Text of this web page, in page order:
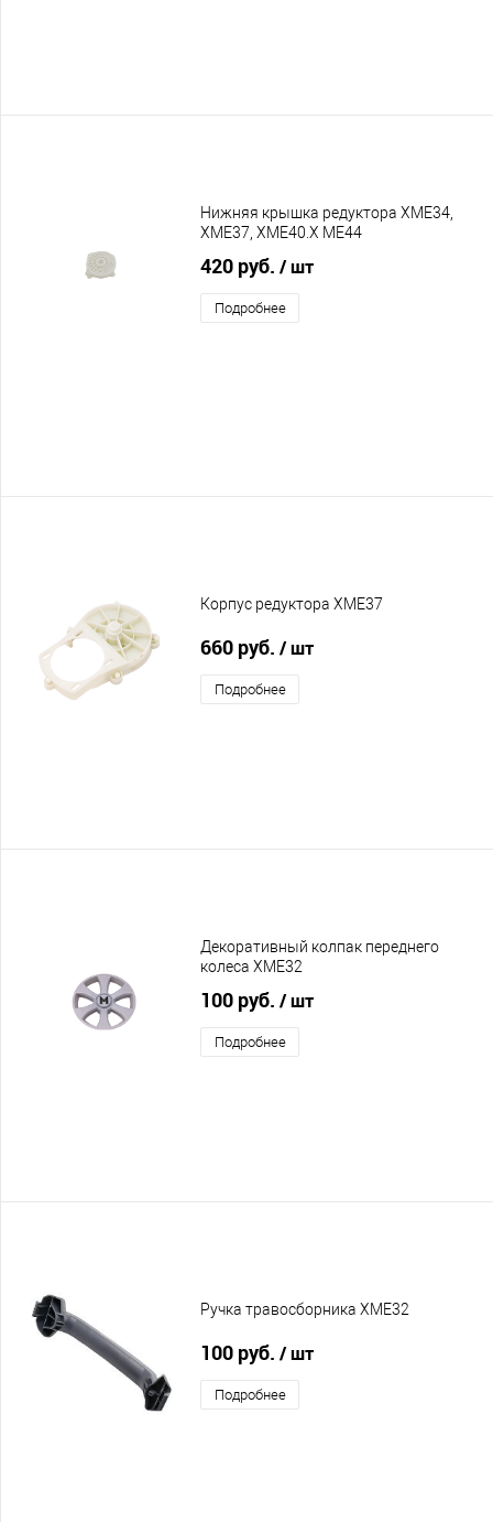
Нижняя крышка редуктора XME34,
XME37, XME40.X ME44
420 руб. / шт
Подробнее
Корпус редуктора XME37
660 руб. / шт
Подробнее
Декоративный колпак переднего
колеса XME32
100 руб. / шт
Подробнее
Ручка травосборника XME32
100 руб. / шт
Подробнее